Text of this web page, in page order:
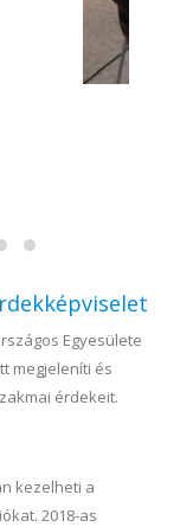
Egyesülete
megjeleníti és
érdekeit.
kezelheti a
2018-as